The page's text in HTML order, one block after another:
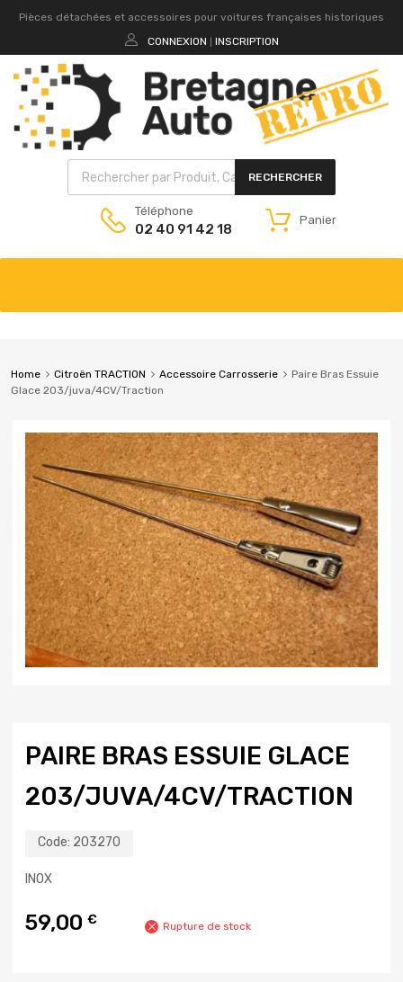
Pièces détachées et accessoires pour voitures françaises historiques
CONNEXION
INSCRIPTION
RECHERCHER
Téléphone
02 40 91 42 18
Panier
Home Citroën TRACTION Accessoire Carrosserie
Paire Bras Essuie
Glace 203/juva/4CV/Traction
PAIRE BRAS ESSUIE GLACE
203/JUVA/4CV/TRACTION
Code: 203270
INOX
59,00 € Rupture de stock